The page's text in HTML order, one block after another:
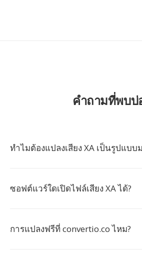
คำถามที่พบบ่
ทำไมต้องแปลงเสียง XA เป็นรูปแบบ
ซอฟต์แวร์ใดเปิดไฟล์เสียง XA ได้?
การแปลงฟรีที่ convertio.co ไหม?